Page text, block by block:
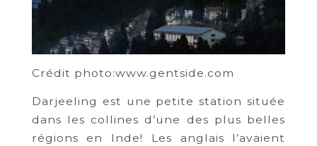
Crédit photo:www.gentside.com
Darjeeling est une petite station située
dans les collines d’une des plus belles
régions en Inde! Les anglais l’avaient